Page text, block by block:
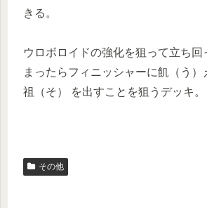
きる。
ウロボロイドの強化を狙って立ち回
まったらフィニッシャーに飢（う）
祖（そ） を出すことを狙うデッキ。
その他